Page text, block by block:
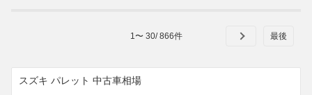
1 〜 30/866件
スズキ パレット 中古車相場